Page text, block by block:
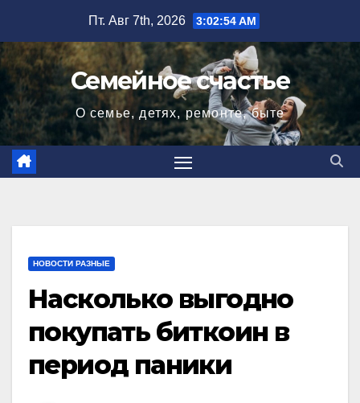
содержимому
Пт. Авг 7th, 2026 3:02:55 AM
Семейное счастье
О семье, детях, ремонте, быте
НОВОСТИ РАЗНЫЕ
Насколько выгодно
покупать биткоин в
период паники